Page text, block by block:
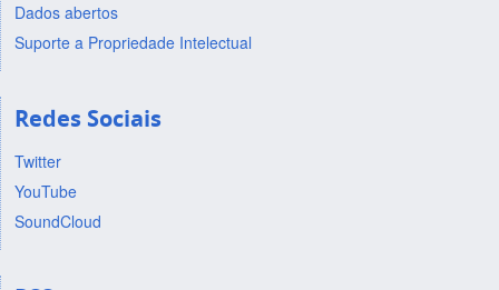
Dados abertos
Suporte a Propriedade Intelectual
Redes Sociais
Twitter
YouTube
SoundCloud